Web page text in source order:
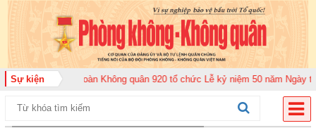
Sự kiện
đoàn Không quân 920 tổ chức Lễ kỷ niệm 50 năm Ngày truyền thống